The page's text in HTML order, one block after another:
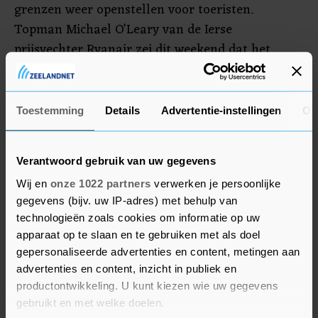
Toestemming Details Advertentie-instellingen
Verantwoord gebruik van uw gegevens
Wij en onze 1022 partners verwerken je persoonlijke
gegevens (bijv. uw IP-adres) met behulp van
technologieën zoals cookies om informatie op uw
apparaat op te slaan en te gebruiken met als doel
gepersonaliseerde advertenties en content, metingen aan
advertenties en content, inzicht in publiek en
productontwikkeling. U kunt kiezen wie uw gegevens
gebruikt en met welke doelen.
grenzen weer openstellen voor toeristen.
Topman Michael O'Leary van de Ierse
prijsvechter Ryanair zei dit weekend dat het
aantal boekingen fors stijgt. De Europese Unie
riep daarnaast op tot een internationaal
onderzoek naar de noodlanding van een Ryanair-
vliegtuig in Minsk, waar een tegenstander van de
Ryanair won een fractie in Dublin.
De aandacht bleef ook uitgaan naar de bitcoin. De
grootste cryptomunt ter wereld veerde maandag
wat op tot ruim 36.000 dollar na de koersval in
het weekeinde. De munt is flink in waarde gezakt
sinds het recordniveau van 64.895 dollar half
april door de vrees voor strengere regelgeving en